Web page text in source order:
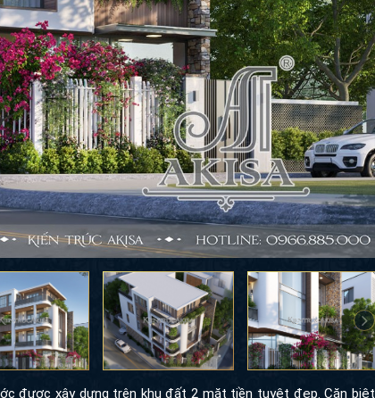
được xây dựng trên khu đất 2 mặt tiền tuyệt đẹp. Căn biệt